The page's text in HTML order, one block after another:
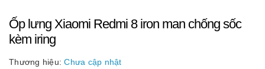
Ốp lưng Xiaomi Redmi 8 iron man chống sốc
kèm iring
Thương hiệu: Chưa cập nhật